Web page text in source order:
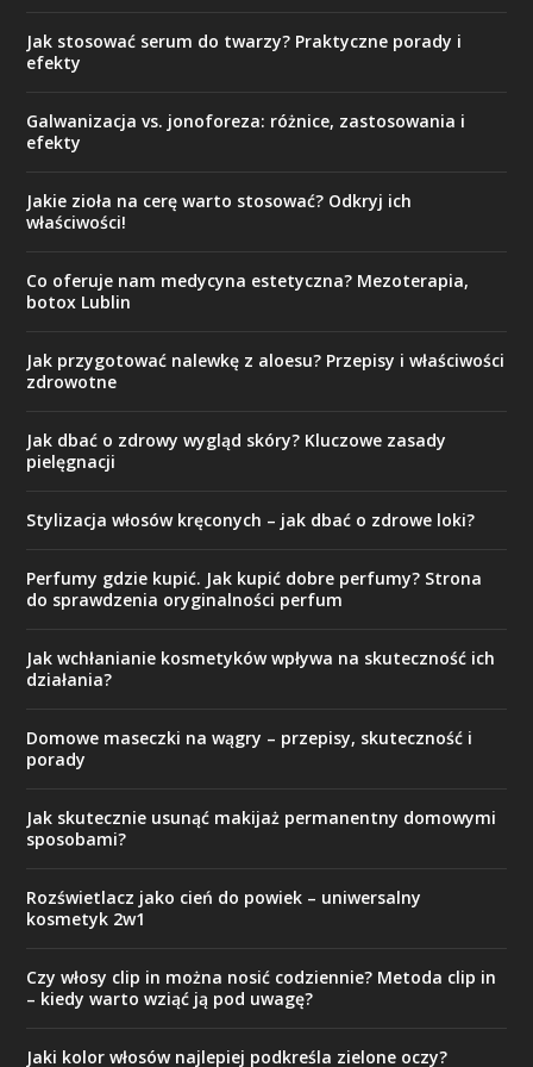
Jak stosować serum do twarzy? Praktyczne porady i
efekty
Galwanizacja vs. jonoforeza: różnice, zastosowania i
efekty
Jakie zioła na cerę warto stosować? Odkryj ich
właściwości!
Co oferuje nam medycyna estetyczna? Mezoterapia,
botox Lublin
Jak przygotować nalewkę z aloesu? Przepisy i właściwości
zdrowotne
Jak dbać o zdrowy wygląd skóry? Kluczowe zasady
pielęgnacji
Stylizacja włosów kręconych – jak dbać o zdrowe loki?
Perfumy gdzie kupić. Jak kupić dobre perfumy? Strona
do sprawdzenia oryginalności perfum
Jak wchłanianie kosmetyków wpływa na skuteczność ich
działania?
Domowe maseczki na wągry – przepisy, skuteczność i
porady
Jak skutecznie usunąć makijaż permanentny domowymi
sposobami?
Rozświetlacz jako cień do powiek – uniwersalny
kosmetyk 2w1
Czy włosy clip in można nosić codziennie? Metoda clip in
– kiedy warto wziąć ją pod uwagę?
Jaki kolor włosów najlepiej podkreśla zielone oczy?